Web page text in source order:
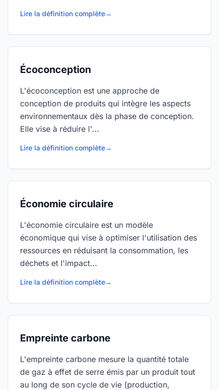
Lire la définition complète→
Écoconception
L'écoconception est une approche de
conception de produits qui intègre les aspects
environnementaux dès la phase de conception.
Elle vise à réduire l'...
Lire la définition complète→
Économie circulaire
L'économie circulaire est un modèle
économique qui vise à optimiser l'utilisation des
ressources en réduisant la consommation, les
déchets et l'impact...
Lire la définition complète→
Empreinte carbone
L'empreinte carbone mesure la quantité totale
de gaz à effet de serre émis par un produit tout
au long de son cycle de vie (production,